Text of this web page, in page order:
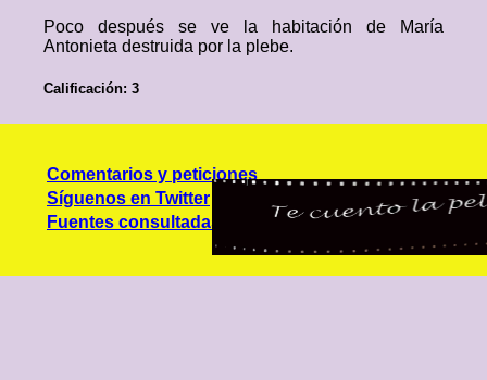
Poco después se ve la habitación de María
Antonieta destruida por la plebe.
Calificación: 3
Comentarios y peticiones
Síguenos en Twitter
Fuentes consultadas